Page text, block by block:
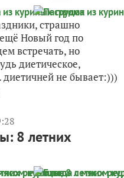
страшно
Новый год по
встречать, но
диетическое,
не бывает:)))
8 летних